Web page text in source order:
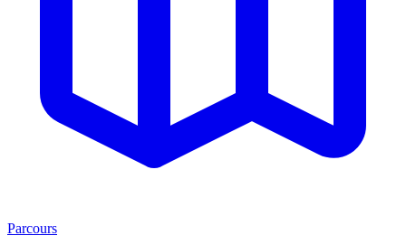
Parcours